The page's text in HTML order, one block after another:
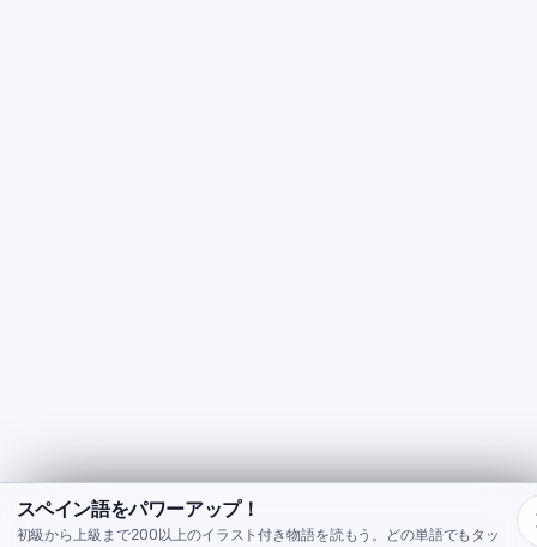
スペイン語をパワーアップ！
初級から上級まで200以上のイラスト付き物語を読もう。どの単語でもタッ